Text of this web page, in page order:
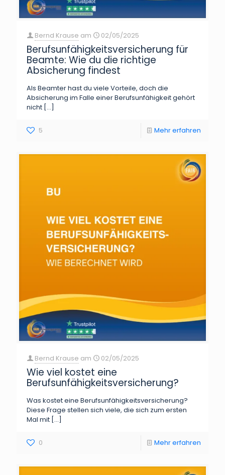
Bernd Krause am 02/05/2025
Berufsunfähigkeitsversicherung für
Beamte: Wie du die richtige
Absicherung findest
Als Beamter hast du viele Vorteile, doch die
Absicherung im Falle einer Berufsunfähigkeit gehört
nicht […]
5 Mehr erfahren
Bernd Krause am 02/05/2025
Wie viel kostet eine
Berufsunfähigkeitsversicherung?
Was kostet eine Berufsunfähigkeitsversicherung?
Diese Frage stellen sich viele, die sich zum ersten
Mal mit […]
0 Mehr erfahren